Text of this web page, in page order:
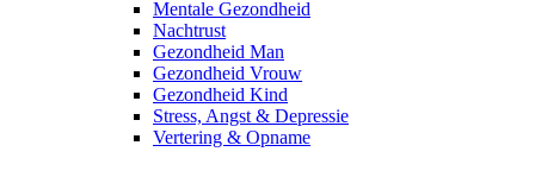
Mentale Gezondheid
Nachtrust
Gezondheid Man
Gezondheid Vrouw
Gezondheid Kind
Stress, Angst & Depressie
Vertering & Opname